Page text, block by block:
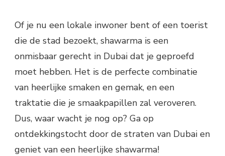
Of je nu een lokale inwoner bent of een toerist
die de stad bezoekt, shawarma is een
onmisbaar gerecht in Dubai dat je geproefd
moet hebben. Het is de perfecte combinatie
van heerlijke smaken en gemak, en een
traktatie die je smaakpapillen zal veroveren.
Dus, waar wacht je nog op? Ga op
ontdekkingstocht door de straten van Dubai en
geniet van een heerlijke shawarma!